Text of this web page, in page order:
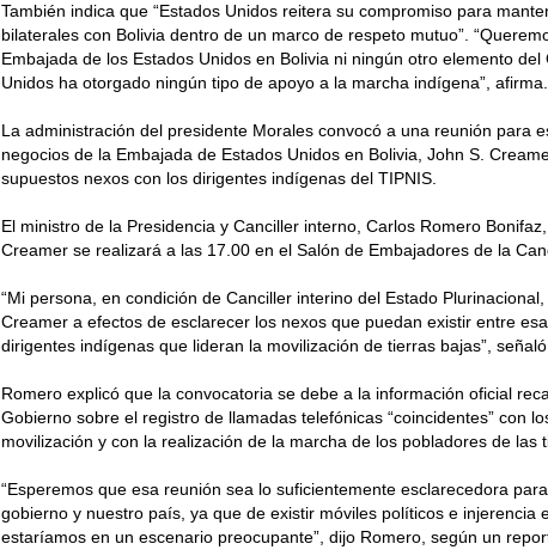
También indica que “Estados Unidos reitera su compromiso para
bilaterales con Bolivia dentro de un marco de respeto mutuo”.
Embajada de los Estados Unidos en Bolivia ni ningún otro elemento
Unidos ha otorgado ningún tipo de apoyo a la marcha indígena”, afirma.
La administración del presidente Morales convocó a una reunión para
negocios de la Embajada de Estados Unidos en Bolivia, John S.
supuestos nexos con los dirigentes indígenas del TIPNIS.
El ministro de la Presidencia y Canciller interno, Carlos Romero
Creamer se realizará a las 17.00 en el Salón de Embajadores de la
“Mi persona, en condición de Canciller interino del Estado
Creamer a efectos de esclarecer los nexos que puedan existir entre
dirigentes indígenas que lideran la movilización de tierras bajas”,
Romero explicó que la convocatoria se debe a la información oficial
Gobierno sobre el registro de llamadas telefónicas “coincidentes” con
movilización y con la realización de la marcha de los pobladores de las
“Esperemos que esa reunión sea lo suficientemente esclarecedora
gobierno y nuestro país, ya que de existir móviles políticos e injerencia
estaríamos en un escenario preocupante”, dijo Romero, según un